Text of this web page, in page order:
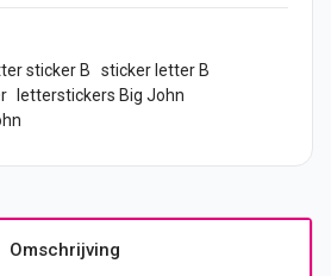
sticker B
sticker letter B
letterstickers Big John
Omschrijving